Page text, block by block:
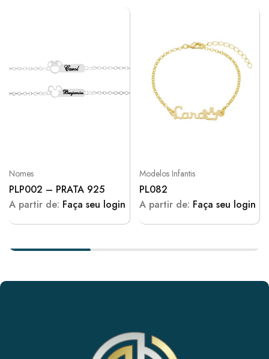
Nomes
PLP002 – PRATA 925
A partir de: Faça seu login
Modelos Infantis
PL082
A partir de: Faça seu login